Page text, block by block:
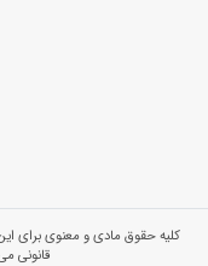
کلیه حقوق مادی و معنوی برای
قانونی